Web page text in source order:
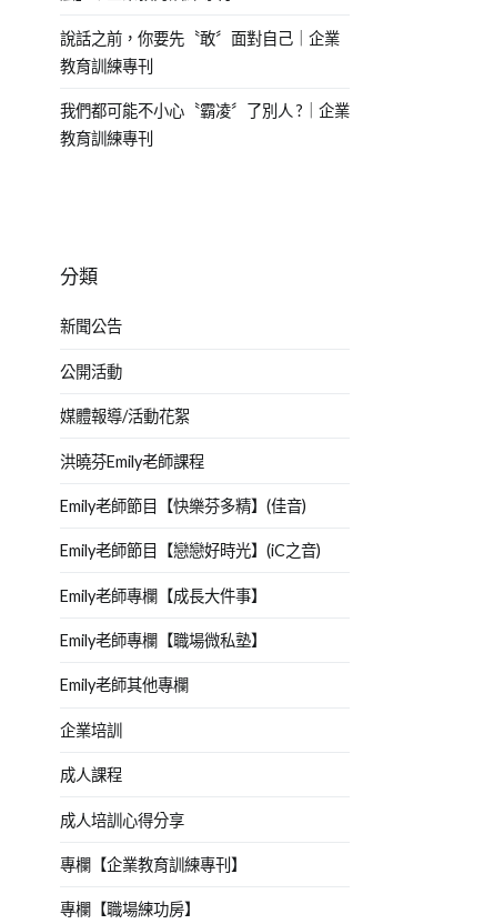
說話之前，你要先〝敢〞面對自己｜企業
教育訓練專刊
我們都可能不小心〝霸凌〞了別人 ?｜企業
教育訓練專刊
分類
新聞公告
公開活動
媒體報導/活動花絮
洪曉芬Emily老師課程
Emily老師節目【快樂芬多精】(佳音)
Emily老師節目【戀戀好時光】(iC之音)
Emily老師專欄【成長大件事】
Emily老師專欄【職場微私塾】
Emily老師其他專欄
企業培訓
成人課程
成人培訓心得分享
專欄【企業教育訓練專刊】
專欄【職場練功房】